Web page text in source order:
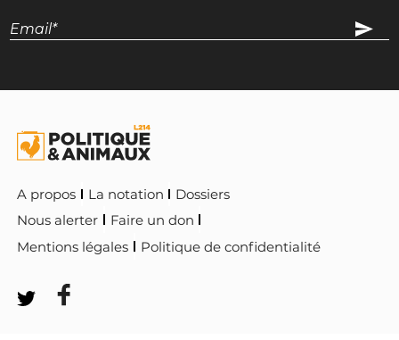
A propos La notation
Dossiers
Nous alerter
Faire un don
Mentions légales
Politique de confidentialité